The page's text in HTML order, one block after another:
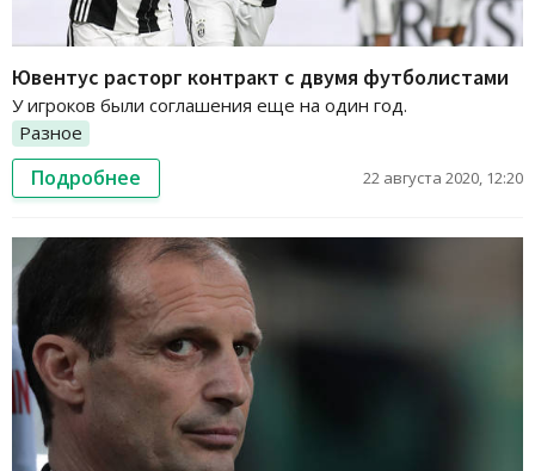
Ювентус расторг контракт с двумя футболистами
У игроков были соглашения еще на один год.
Разное
Подробнее 22 августа 2020, 12:20